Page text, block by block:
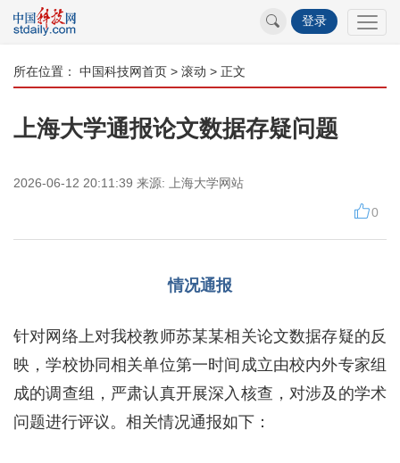
登录
所在位置： 中国科技网首页 > 滚动 > 正文
上海大学通报论文数据存疑问题
2026-06-12 20:11:39 来源: 上海大学网站
0
情况通报
针对网络上对我校教师苏某某相关论文数据存疑的反
映，学校协同相关单位第一时间成立由校内外专家组
成的调查组，严肃认真开展深入核查，对涉及的学术
问题进行评议。相关情况通报如下：